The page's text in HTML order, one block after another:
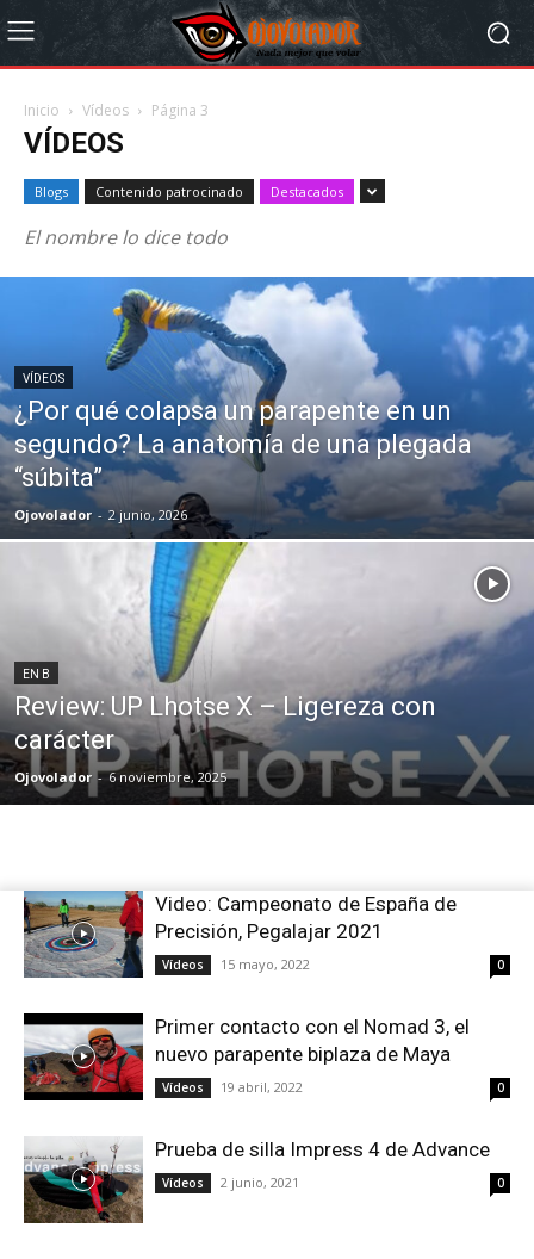
Inicio Vídeos Página 3
VÍDEOS
Blogs Contenido patrocinado Destacados
El nombre lo dice todo
VÍDEOS
¿Por qué colapsa un parapente en un
segundo? La anatomía de una plegada
“súbita”
Ojovolador - 2 junio, 2026
EN B
Review: UP Lhotse X – Ligereza con
carácter
Ojovolador - 6 noviembre, 2025
Video: Campeonato de España de
Precisión, Pegalajar 2021
Vídeos 15 mayo, 2022 0
Primer contacto con el Nomad 3, el
nuevo parapente biplaza de Maya
Vídeos 19 abril, 2022 0
Prueba de silla Impress 4 de Advance
Vídeos 2 junio, 2021 0